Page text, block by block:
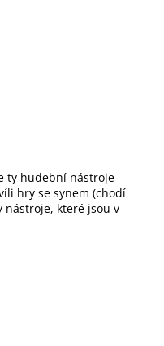
ty hudební nástroje
hry se synem (chodí
nástroje, které jsou v